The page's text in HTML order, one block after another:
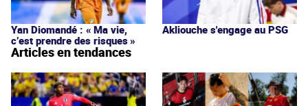
Yan Diomandé : « Ma vie,
c’est prendre des risques »
Akliouche s'engage au PSG
Articles en tendances